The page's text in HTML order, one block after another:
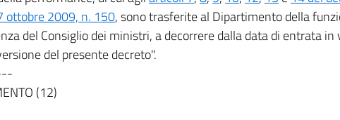
ottobre 2009, n. 150, sono trasferite al Dipartimento della
del Consiglio dei ministri, a decorrere dalla data di entrata in
del presente decreto".
(12)